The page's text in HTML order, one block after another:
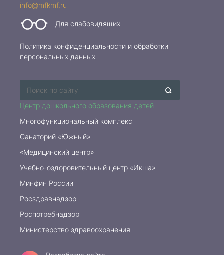
info@mfkmf.ru
Для слабовидящих
Политика конфиденциальности и обработки
персональных данных
Центр дошкольного образования детей
Многофункциональный комплекс
Санаторий «Южный»
«Медицинский центр»
Учебно-оздоровительный центр «Икша»
Минфин России
Росздравнадзор
Роспотребнадзор
Министерство здравоохранения